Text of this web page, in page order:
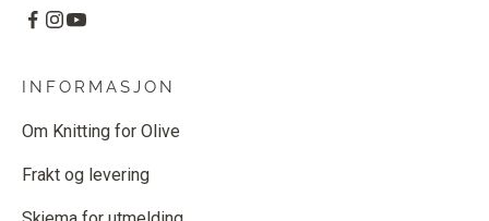
INFORMASJON
Om Knitting for Olive
Frakt og levering